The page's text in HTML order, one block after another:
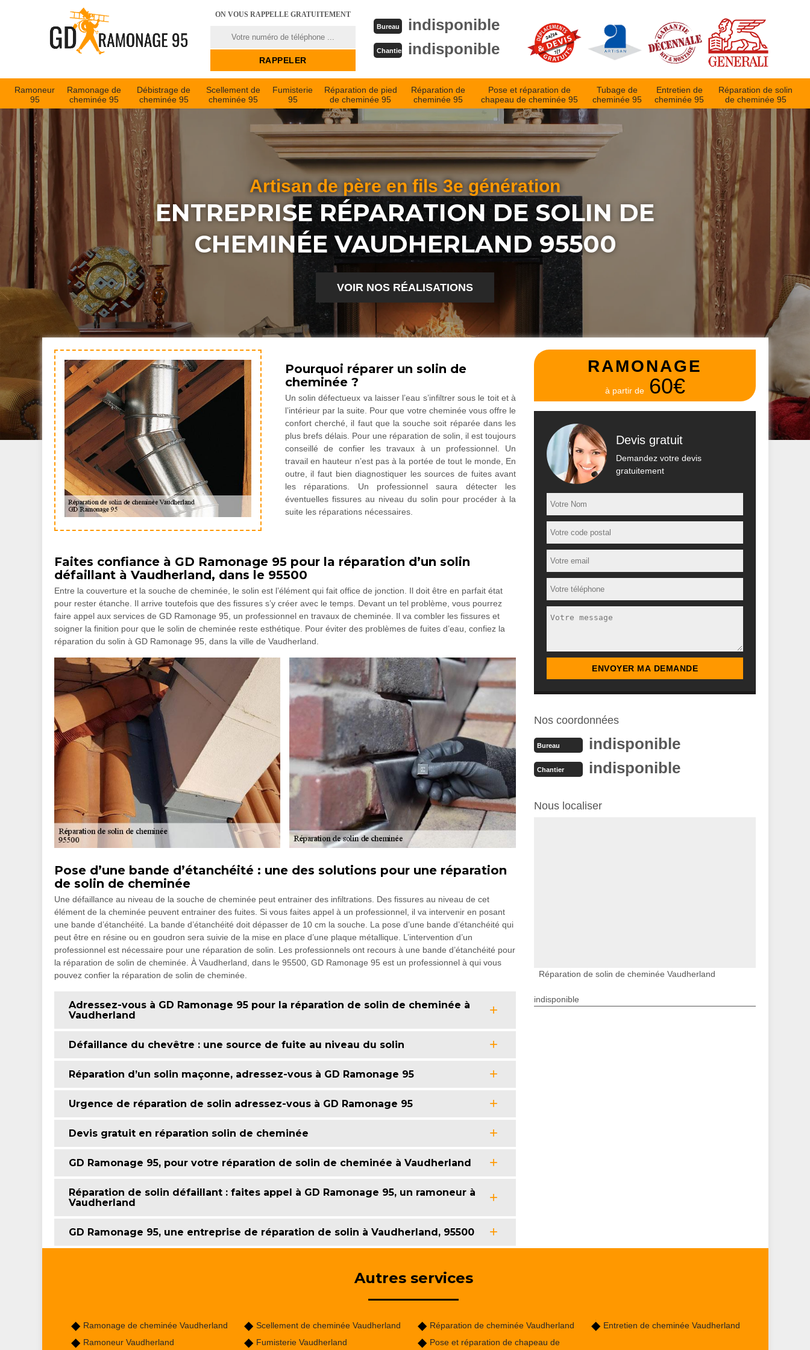
ON VOUS RAPPELLE GRATUITEMENT
Bureau indisponible
Chantier indisponible
Ramoneur
95
Ramonage de
cheminée 95
Débistrage de
cheminée 95
Scellement de
cheminée 95
Fumisterie
95
Réparation de pied
de cheminée 95
Réparation de
cheminée 95
Pose et réparation de
chapeau de cheminée 95
Tubage de
cheminée 95
Entretien de
cheminée 95
Réparation de solin
de cheminée 95
Artisan de père en fils 3e génération
ENTREPRISE RÉPARATION DE SOLIN DE
CHEMINÉE VAUDHERLAND 95500
VOIR NOS RÉALISATIONS
Pourquoi réparer un solin de
cheminée ?
Un solin défectueux va laisser l’eau s’infiltrer sous le toit et à
l’intérieur par la suite. Pour que votre cheminée vous offre le
confort cherché, il faut que la souche soit réparée dans les
plus brefs délais. Pour une réparation de solin, il est toujours
conseillé de confier les travaux à un professionnel. Un
travail en hauteur n’est pas à la portée de tout le monde, En
outre, il faut bien diagnostiquer les sources de fuites avant
les réparations. Un professionnel saura détecter les
éventuelles fissures au niveau du solin pour procéder à la
suite les réparations nécessaires.
Faites confiance à GD Ramonage 95 pour la réparation d’un solin
défaillant à Vaudherland, dans le 95500
Entre la couverture et la souche de cheminée, le solin est l’élément qui fait office de jonction. Il doit être en parfait état
pour rester étanche. Il arrive toutefois que des fissures s’y créer avec le temps. Devant un tel problème, vous pourrez
faire appel aux services de GD Ramonage 95, un professionnel en travaux de cheminée. Il va combler les fissures et
soigner la finition pour que le solin de cheminée reste esthétique. Pour éviter des problèmes de fuites d’eau, confiez la
réparation du solin à GD Ramonage 95, dans la ville de Vaudherland.
Pose d’une bande d’étanchéité : une des solutions pour une réparation
de solin de cheminée
Une défaillance au niveau de la souche de cheminée peut entrainer des infiltrations. Des fissures au niveau de cet
élément de la cheminée peuvent entrainer des fuites. Si vous faites appel à un professionnel, il va intervenir en posant
une bande d’étanchéité. La bande d’étanchéité doit dépasser de 10 cm la souche. La pose d’une bande d’étanchéité qui
peut être en résine ou en goudron sera suivie de la mise en place d’une plaque métallique. L’intervention d’un
professionnel est nécessaire pour une réparation de solin. Les professionnels ont recours à une bande d’étanchéité pour
la réparation de solin de cheminée. À Vaudherland, dans le 95500, GD Ramonage 95 est un professionnel à qui vous
pouvez confier la réparation de solin de cheminée.
Adressez-vous à GD Ramonage 95 pour la réparation de solin de cheminée à
Vaudherland
Défaillance du chevêtre : une source de fuite au niveau du solin
Réparation d’un solin maçonne, adressez-vous à GD Ramonage 95
Urgence de réparation de solin adressez-vous à GD Ramonage 95
Devis gratuit en réparation solin de cheminée
GD Ramonage 95, pour votre réparation de solin de cheminée à Vaudherland
Réparation de solin défaillant : faites appel à GD Ramonage 95, un ramoneur à
Vaudherland
GD Ramonage 95, une entreprise de réparation de solin à Vaudherland, 95500
RAMONAGE
à partir de 60€
Devis gratuit
Demandez votre devis
gratuitement
Nos coordonnées
Bureau indisponible
Chantier indisponible
Nous localiser
Réparation de solin de cheminée Vaudherland
indisponible
Autres services
Ramonage de cheminée Vaudherland
Ramoneur Vaudherland
Scellement de cheminée Vaudherland
Fumisterie Vaudherland
Réparation de cheminée Vaudherland
Pose et réparation de chapeau de
Entretien de cheminée Vaudherland